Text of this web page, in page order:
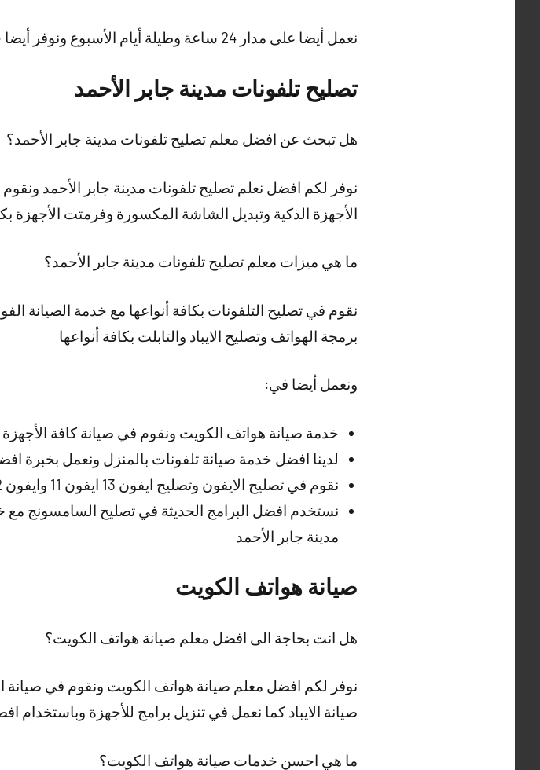
نعمل أيضا على مدار 24 ساعة وطيلة أيام الأسبوع ونوفر أيضا خدمة
تصليح تلفونات مدينة جابر الأحمد
هل تبحث عن افضل معلم تصليح تلفونات مدينة جابر الأحمد؟
نوفر لكم افضل نعلم تصليح تلفونات مدينة جابر الأحمد
الأجهزة الذكية وتبديل الشاشة المكسورة وفرمتت الأجهزة
ما هي ميزات معلم تصليح تلفونات مدينة جابر الأحمد؟
نقوم في تصليح التلفونات بكافة أنواعها مع خدمة الصيانة
برمجة الهواتف وتصليح الايباد والتابلت بكافة أنواعها
ونعمل أيضا في:
خدمة صيانة هواتف الكويت ونقوم في صيانة كافة الأجهزة
لدينا افضل خدمة صيانة تلفونات بالمنزل ونعمل بخبرة
نقوم في تصليح الايفون وتصليح ايفون 13 ايفون 11 وايفون 12 برو ماكس عبر معلم تصليح ايفون مدينة جابر الأحمد
نستخدم افضل البرامج الحديثة في تصليح السامسونج
مدينة جابر الأحمد
صيانة هواتف الكويت
هل انت بحاجة الى افضل معلم صيانة هواتف الكويت؟
نوفر لكم افضل معلم صيانة هواتف الكويت ونقوم في صيانة
صيانة الايباد كما نعمل في تنزيل برامج للأجهزة وباستخدام
ما هي احسن خدمات صيانة هواتف الكويت؟